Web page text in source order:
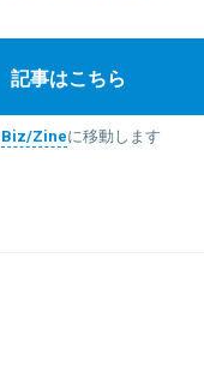
記事はこちら
Biz/Zineに移動します